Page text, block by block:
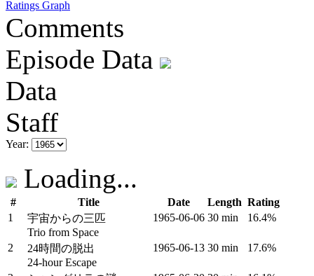
Ratings Graph
Comments
Episode Data
Data
Staff
Year:
Loading...
# Title Date Length Rating
1
宇宙からの三匹
Trio from Space
1965‑06‑06 30 min 16.4%
2
24時間の脱出
24-hour Escape
1965‑06‑13 30 min 17.6%